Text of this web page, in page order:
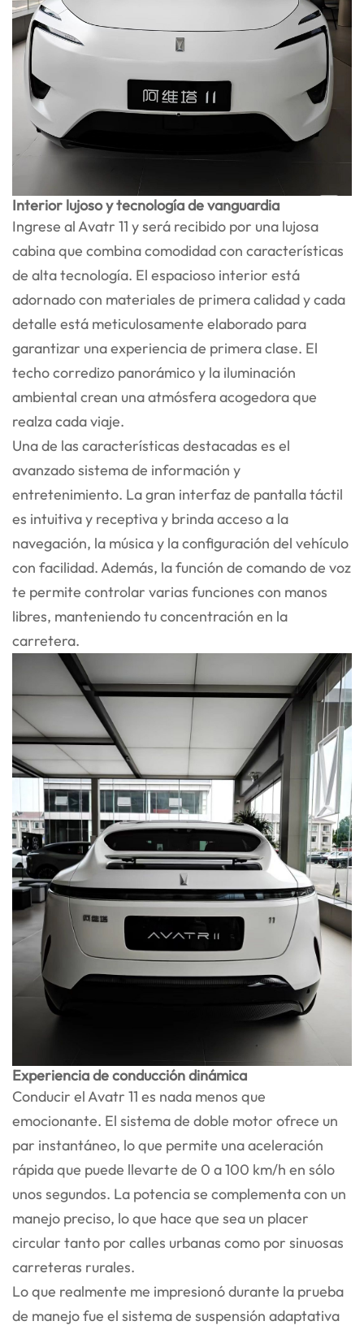
Interior lujoso y tecnología de vanguardia
Ingrese al Avatr 11 y será recibido por una lujosa
cabina que combina comodidad con características
de alta tecnología. El espacioso interior está
adornado con materiales de primera calidad y cada
detalle está meticulosamente elaborado para
garantizar una experiencia de primera clase. El
techo corredizo panorámico y la iluminación
ambiental crean una atmósfera acogedora que
realza cada viaje.
Una de las características destacadas es el
avanzado sistema de información y
entretenimiento. La gran interfaz de pantalla táctil
es intuitiva y receptiva y brinda acceso a la
navegación, la música y la configuración del vehículo
con facilidad. Además, la función de comando de voz
te permite controlar varias funciones con manos
libres, manteniendo tu concentración en la
carretera.
Experiencia de conducción dinámica
Conducir el Avatr 11 es nada menos que
emocionante. El sistema de doble motor ofrece un
par instantáneo, lo que permite una aceleración
rápida que puede llevarte de 0 a 100 km/h en sólo
unos segundos. La potencia se complementa con un
manejo preciso, lo que hace que sea un placer
circular tanto por calles urbanas como por sinuosas
carreteras rurales.
Lo que realmente me impresionó durante la prueba
de manejo fue el sistema de suspensión adaptativa